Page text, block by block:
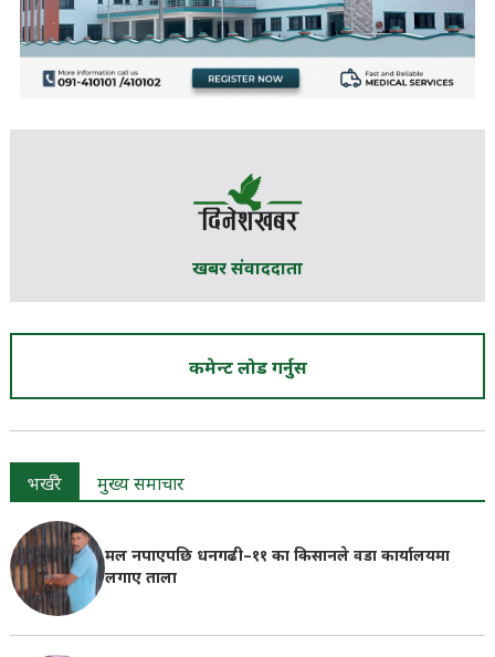
खबर संवाददाता
कमेन्ट लोड गर्नुस
भर्खरै मुख्य समाचार
मल नपाएपछि धनगढी–११ का किसानले वडा कार्यालयमा
लगाए ताला